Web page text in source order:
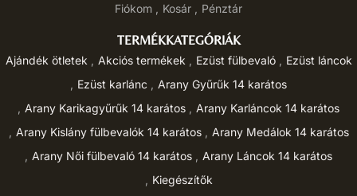
Fiókom Kosár Pénztár
TERMÉKKATEGÓRIÁK
Ajándék ötletek Akciós termékek Ezüst fülbevaló
Ezüst láncok
Ezüst karlánc
Arany Gyűrűk 14 karátos
Arany Karikagyűrűk 14 karátos
Arany Karláncok 14 karátos
Arany Kislány fülbevalók 14 karátos
Arany Medálok 14 karátos
Arany Női fülbevaló 14 karátos
Arany Láncok 14 karátos
Kiegészítők